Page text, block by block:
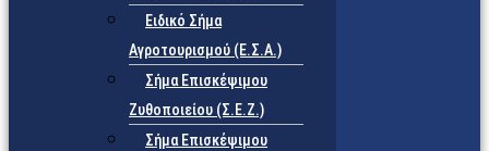
Ειδικό Σήμα
Αγροτουρισμού (Ε.Σ.Α.)
Σήμα Επισκέψιμου
Ζυθοποιείου (Σ.Ε.Ζ.)
Σήμα Επισκέψιμου